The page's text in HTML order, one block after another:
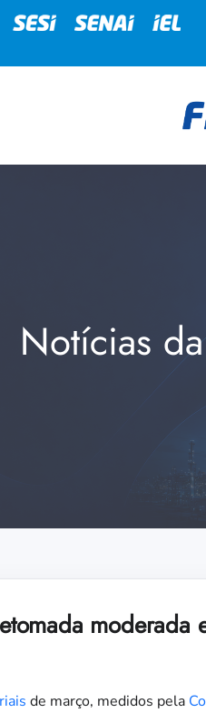
Notícias
de março, medidos pela